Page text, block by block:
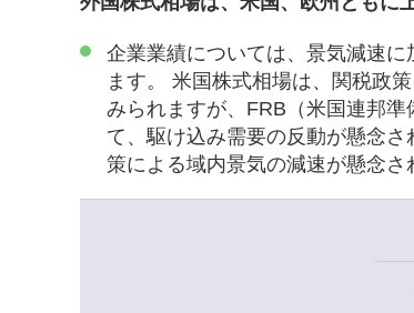
企業業績については、景気減速
ます。 米国株式相場は、関税政
みられますが、FRB（米国連邦
て、駆け込み需要の反動が懸念
策による域内景気の減速が懸念さ